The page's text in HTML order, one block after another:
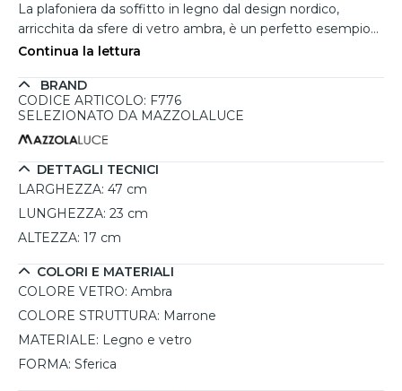
La plafoniera da soffitto in legno dal design nordico,
arricchita da sfere di vetro ambra, è un perfetto esempio
di stile e funzionalità. Con una lunghezza di 23 cm e una
ambienti come la cucina, dove la luce calda e accogliente
è fondamentale. Le tre sfere di vetro non solo offrono
di eleganza naturale. Questa plafoniera richiede lampadine
G9, con una potenza massima di 8W LED, permettendo
all'utente di scegliere tra diverse tonalità di luce a seconda
delle proprie preferenze. La finitura in legno marrone
protezione IP20 la rende adatta ad ambienti interni.
Continua la lettura
BRAND
CODICE ARTICOLO: F776
SELEZIONATO DA MAZZOLALUCE
DETTAGLI TECNICI
LARGHEZZA: 47 cm
LUNGHEZZA: 23 cm
ALTEZZA: 17 cm
COLORI E MATERIALI
COLORE VETRO: Ambra
COLORE STRUTTURA: Marrone
MATERIALE: Legno e vetro
FORMA: Sferica